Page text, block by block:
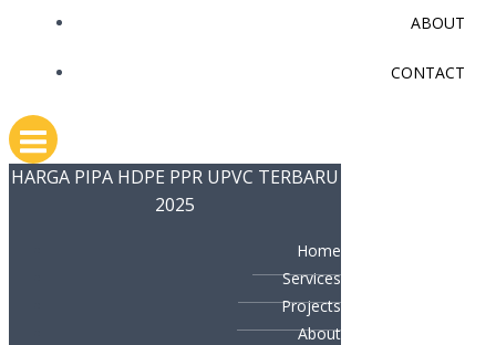
ABOUT
CONTACT
HARGA PIPA HDPE PPR UPVC TERBARU
2025
Home
Services
Projects
About